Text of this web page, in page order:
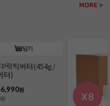
MORE >
담기
락틱버터(454g/
터)
6,990원
원